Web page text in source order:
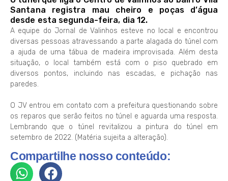
Santana registra mau cheiro e poças d’água
desde esta segunda-feira, dia 12.
A equipe do Jornal de Valinhos esteve no local e encontrou
diversas pessoas atravessando a parte alagada do túnel com
a ajuda de uma tábua de madeira improvisada. Além desta
situação, o local também está com o piso quebrado em
diversos pontos, incluindo nas escadas, e pichação nas
paredes.
O JV entrou em contato com a prefeitura questionando sobre
os reparos que serão feitos no túnel e aguarda uma resposta.
Lembrando que o túnel revitalizou a pintura do túnel em
setembro de 2022. (Matéria sujeita a alteração).
Compartilhe nosso conteúdo: